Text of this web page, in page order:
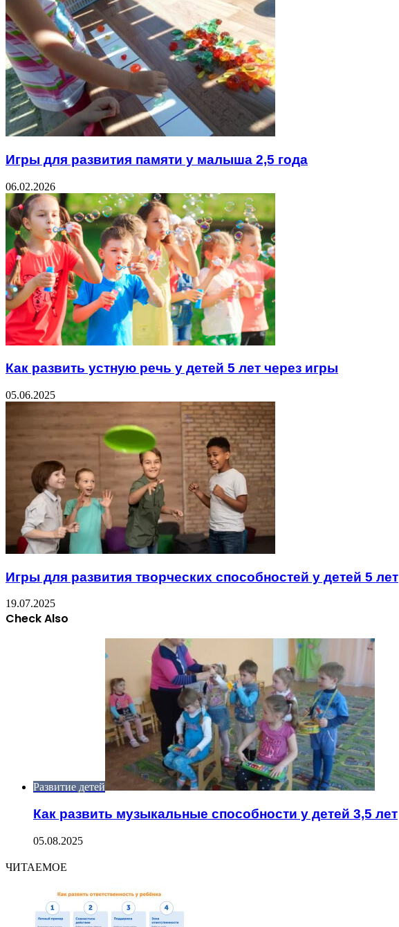
Игры для развития памяти у малыша 2,5 года
06.02.2026
Как развить устную речь у детей 5 лет через игры
05.06.2025
Игры для развития творческих способностей у детей 5 лет
19.07.2025
Check Also
Развитие детей
Как развить музыкальные способности у детей 3,5 лет
05.08.2025
ЧИТАЕМОЕ